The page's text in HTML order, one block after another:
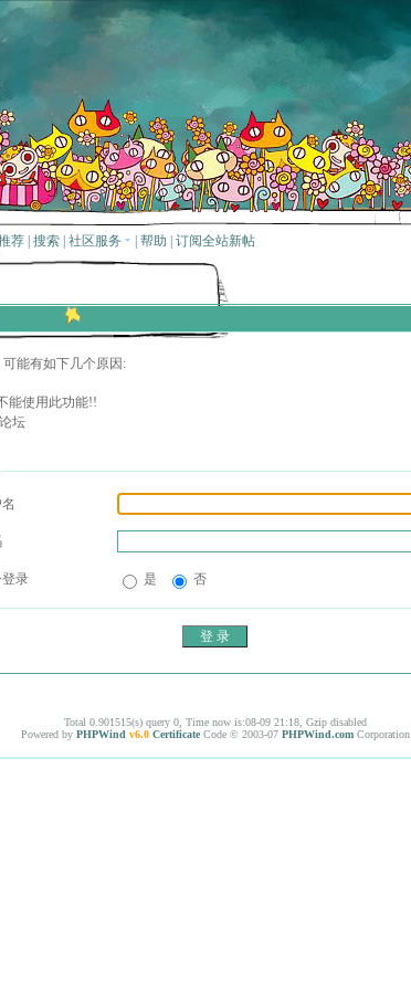
荐 搜索 社区服务 帮助 订阅全站新帖
能有如下几个原因:
能使用此功能!!
坛
录 是 否
Total 0.901515(s) query 0, Time now is:08-09 21:18, Gzip disabled
Powered by PHPWind v6.0 Certificate Code © 2003-07 PHPWind.com Corporation